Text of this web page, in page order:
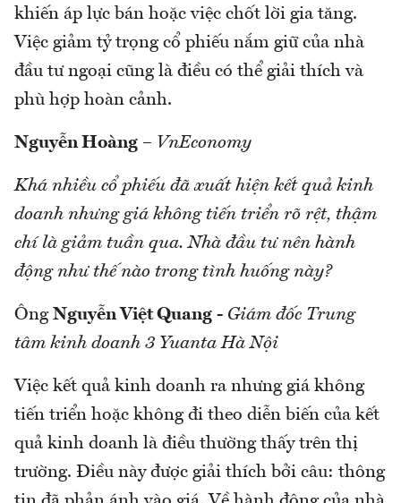
khiến áp lực bán hoặc việc chốt lời gia tăng.
Việc giảm tỷ trọng cổ phiếu nắm giữ của nhà
đầu tư ngoại cũng là điều có thể giải thích và
phù hợp hoàn cảnh.
Nguyễn Hoàng – VnEconomy
Khá nhiều cổ phiếu đã xuất hiện kết quả kinh
doanh nhưng giá không tiến triển rõ rệt, thậm
chí là giảm tuần qua. Nhà đầu tư nên hành
động như thế nào trong tình huống này?
Ông Nguyễn Việt Quang - Giám đốc Trung
tâm kinh doanh 3 Yuanta Hà Nội
Việc kết quả kinh doanh ra nhưng giá không
tiến triển hoặc không đi theo diễn biến của kết
quả kinh doanh là điều thường thấy trên thị
trường. Điều này được giải thích bởi câu: thông